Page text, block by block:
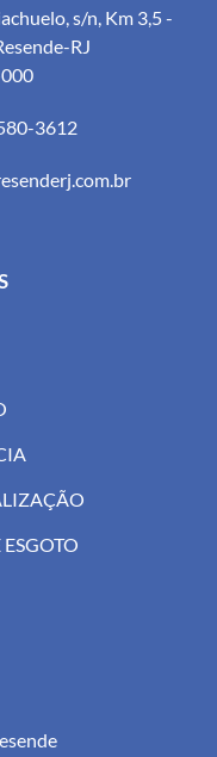
s/n, Km 3,5 -
RJ
3612